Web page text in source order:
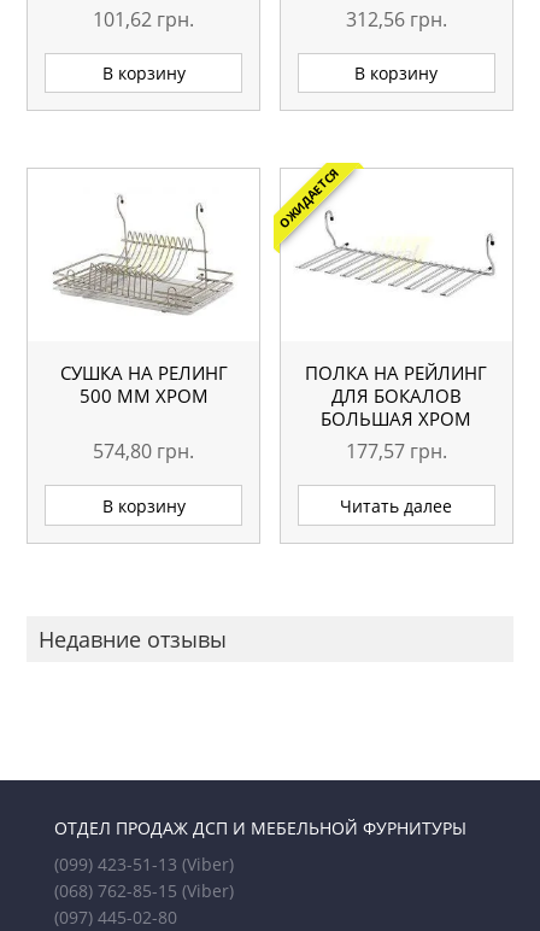
101,62 грн.
В корзину
312,56 грн.
В корзину
СУШКА НА РЕЛИНГ
500 ММ ХРОМ
574,80 грн.
В корзину
ОЖИДАЕТСЯ
ПОЛКА НА РЕЙЛИНГ
ДЛЯ БОКАЛОВ
БОЛЬШАЯ ХРОМ
177,57 грн.
Читать далее
Недавние отзывы
ОТДЕЛ ПРОДАЖ ДСП И МЕБЕЛЬНОЙ ФУРНИТУРЫ
(099) 423-51-13 (Viber)
(068) 762-85-15 (Viber)
(097) 445-02-80